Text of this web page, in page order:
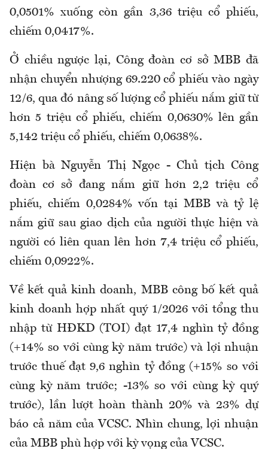
0,0501% xuống còn gần 3,36 triệu cổ phiếu,
chiếm 0,0417%.
Ở chiều ngược lại, Công đoàn cơ sở MBB đã
nhận chuyển nhượng 69.220 cổ phiếu vào ngày
12/6, qua đó nâng số lượng cổ phiếu nắm giữ từ
hơn 5 triệu cổ phiếu, chiếm 0,0630% lên gần
5,142 triệu cổ phiếu, chiếm 0,0638%.
Hiện bà Nguyễn Thị Ngọc - Chủ tịch Công
đoàn cơ sở đang nắm giữ hơn 2,2 triệu cổ
phiếu, chiếm 0,0284% vốn tại MBB và tỷ lệ
nắm giữ sau giao dịch của người thực hiện và
người có liên quan lên hơn 7,4 triệu cổ phiếu,
chiếm 0,0922%.
Về kết quả kinh doanh, MBB công bố kết quả
kinh doanh hợp nhất quý 1/2026 với tổng thu
nhập từ HĐKD (TOI) đạt 17,4 nghìn tỷ đồng
(+14% so với cùng kỳ năm trước) và lợi nhuận
trước thuế đạt 9,6 nghìn tỷ đồng (+15% so với
cùng kỳ năm trước; -13% so với cùng kỳ quý
trước), lần lượt hoàn thành 20% và 23% dự
báo cả năm của VCSC. Nhìn chung, lợi nhuận
của MBB phù hợp với kỳ vọng của VCSC.